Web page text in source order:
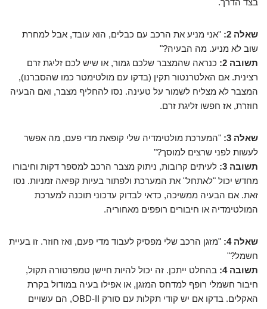
שאלה 2:
"אני מניע את הרכב עם כבלים, הוא עובד, אבל למחרת
שוב לא מניע. מה הבעיה?"
תשובה 2:
כנראה שהמצבר שלכם גמור, או שיש לכם זליגת זרם
רצינית. אם האלטרנטור תקין (בדקו עם מולטימטר כמו שהסברנו),
המצבר לא מצליח לשמור על טעינה. נסו להחליף מצבר, ואם הבעיה
חוזרת, אז חפשו זליגת זרם.
שאלה 3:
"המערכת מולטימדיה שלי קופאת מדי פעם, מה אפשר
לעשות לפני שרצים למוסך?"
תשובה 3:
לעיתים קרובות, ניתוק מצבר הרכב למספר דקות וחיבורו
מחדש יכול "לאתחל" את המערכת ולפתור בעיות קפיאה זמניות. נסו
זאת. אם הבעיה ממשיכה, כדאי לבדוק עדכוני תוכנה למערכת
המולטימדיה או חיבורים רופפים מאחוריה.
שאלה 4:
"מזגן הרכב שלי מפסיק לעבוד מדי פעם, ואז חוזר. זו בעיית
חשמל?"
תשובה 4:
בהחלט ייתכן. זה יכול להיות חיישן טמפרטורה תקול,
חיבור חשמלי רופף למדחס המזגן, או אפילו בעיה במודול בקרת
האקלים. בדקו אם יש קודי תקלות עם סורק OBD-II, הם עשויים